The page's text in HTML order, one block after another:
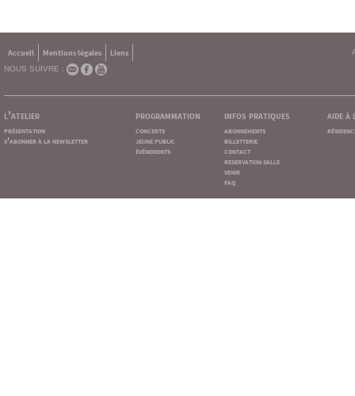
Accueil Mentions légales
Liens
NOUS SUIVRE :
l'atelier
présentation
s'abonner à la newsletter
programmation
concerts
jeune public
événements
infos pratiques
abonnements
billetterie
contact
reservation salle
venir
faq
aide